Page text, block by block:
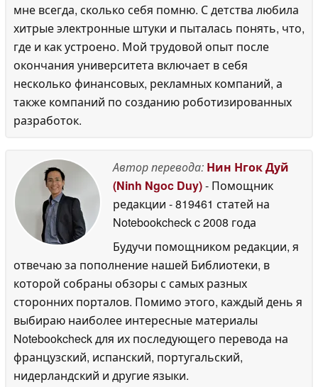
мне всегда, сколько себя помню. С детства любила
хитрые электронные штуки и пыталась понять, что,
где и как устроено. Мой трудовой опыт после
окончания университета включает в себя
несколько финансовых, рекламных компаний, а
также компаний по созданию роботизированных
разработок.
Автор перевода: Нин Нгок Дуй
(Ninh Ngoc Duy)- Помощник
редакции - 819461 статей на
Notebookcheckc 2008 года
Будучи помощником редакции, я
отвечаю за пополнение нашей Библиотеки, в
которой собраны обзоры с самых разных
сторонних порталов. Помимо этого, каждый день я
выбираю наиболее интересные материалы
Notebookcheck для их последующего перевода на
французский, испанский, португальский,
нидерландский и другие языки.